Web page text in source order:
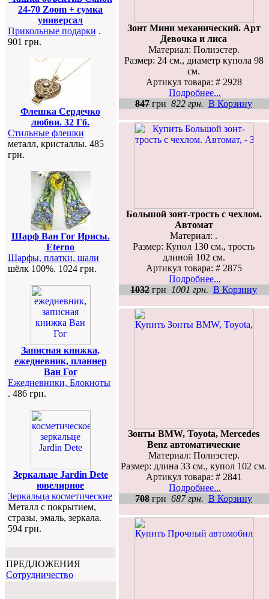
24-70 Zoom + сумка
универсал
Прикольные подарки .
901 грн.
Флешка Сердечко
любви. 32 Гб.
Стильные флешки
металл, кристаллы. 485
грн.
Шарф Ван Гог Ирисы.
Eterno
Шарфы, платки, шали
шёлк 100%. 1024 грн.
Записная книжка,
ежедневник, планнер
Ван Гог
Ежедневники, Блокноты
. 486 грн.
Зеркальце Jardin Dete
ювелирное
Зеркальца косметические
Металл с покрытием,
стразы, эмаль, зеркала.
594 грн.
ПРЕДЛОЖЕНИЯ
Cотрудничество
Зонт Мини механический. Арт
Девочка и лиса
Материал: Полиэстер.
Размер: 24 см., диаметр купола 98
см.
Артикул товара: # 2928
Подробнее...
847 грн 822 грн. В Корзину
Большой зонт-трость с чехлом.
Автомат
Материал: .
Размер: Купол 130 см., трость
длиной 102 см.
Артикул товара: # 2875
Подробнее...
1032 грн 1001 грн. В Корзину
Зонты BMW, Toyota, Mercedes
Benz автоматические
Материал: Полиэстер.
Размер: длина 33 см., купол 102 см.
Артикул товара: # 2841
Подробнее...
708 грн 687 грн. В Корзину